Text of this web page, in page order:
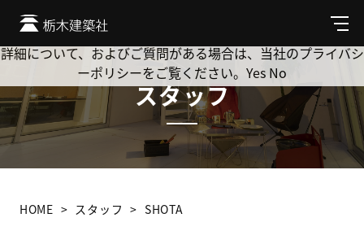
メ
ニ
ュ
スタッフ
HOME スタッフ SHOTA
Cookie を使用して、お客様の活動を追跡してもよろしいです
か? 当社ではお客様のプライバシーを極めて重視しています。
詳細について、およびご質問がある場合は、当社のプライバシ
ーポリシーをご覧ください。 Yes No